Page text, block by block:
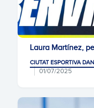
Laura Martínez,
CIUTAT ESPORTIVA
01/07/2025